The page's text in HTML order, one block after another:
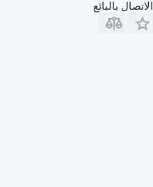
الاتصال بالبائع